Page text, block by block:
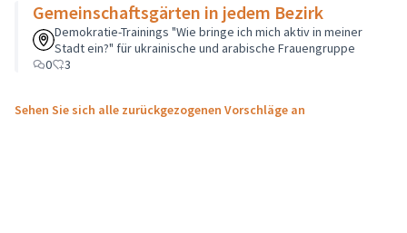
Gemeinschaftsgärten in jedem Bezirk
Demokratie-Trainings "Wie bringe ich mich aktiv in meiner
Stadt ein?" für ukrainische und arabische Frauengruppe
0
3
Sehen Sie sich alle zurückgezogenen Vorschläge an